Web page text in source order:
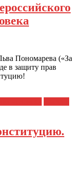
Пономарева («За
в защиту прав